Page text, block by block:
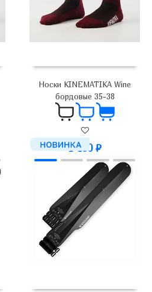
Носки KINEMATIKA Wine
бордовые 35-38
1 400₽